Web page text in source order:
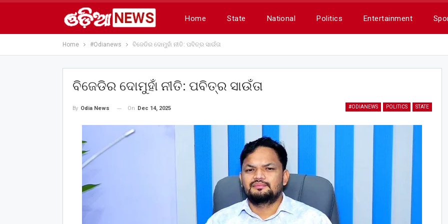
Home State National Politics Entertainment
Home #Odianews ବିଜେଡିର ଦୋମୁହାଁ ନୀତି: ପବିତ୍ର ସାଉଁତା
ବିଜେଡିର ଦୋମୁହାଁ ନୀତି: ପବିତ୍ର ସାଉଁତା
#ODIANEWS POLITICS STATE
By Odia News On Dec 14, 2025